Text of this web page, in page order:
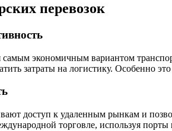
перевозок
экономичным вариантом
затраты на логистику. Особенно
доступ к удаленным рынкам и
торговле, используя